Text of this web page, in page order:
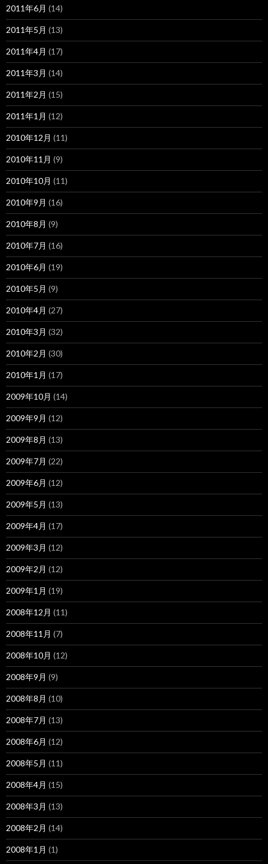
2011年6月 (14)
2011年5月 (13)
2011年4月 (17)
2011年3月 (14)
2011年2月 (15)
2011年1月 (12)
2010年12月 (11)
2010年11月 (9)
2010年10月 (11)
2010年9月 (16)
2010年8月 (9)
2010年7月 (16)
2010年6月 (19)
2010年5月 (9)
2010年4月 (27)
2010年3月 (32)
2010年2月 (30)
2010年1月 (17)
2009年10月 (14)
2009年9月 (12)
2009年8月 (13)
2009年7月 (22)
2009年6月 (12)
2009年5月 (13)
2009年4月 (17)
2009年3月 (12)
2009年2月 (12)
2009年1月 (19)
2008年12月 (11)
2008年11月 (7)
2008年10月 (12)
2008年9月 (9)
2008年8月 (10)
2008年7月 (13)
2008年6月 (12)
2008年5月 (11)
2008年4月 (15)
2008年3月 (13)
2008年2月 (14)
2008年1月 (1)